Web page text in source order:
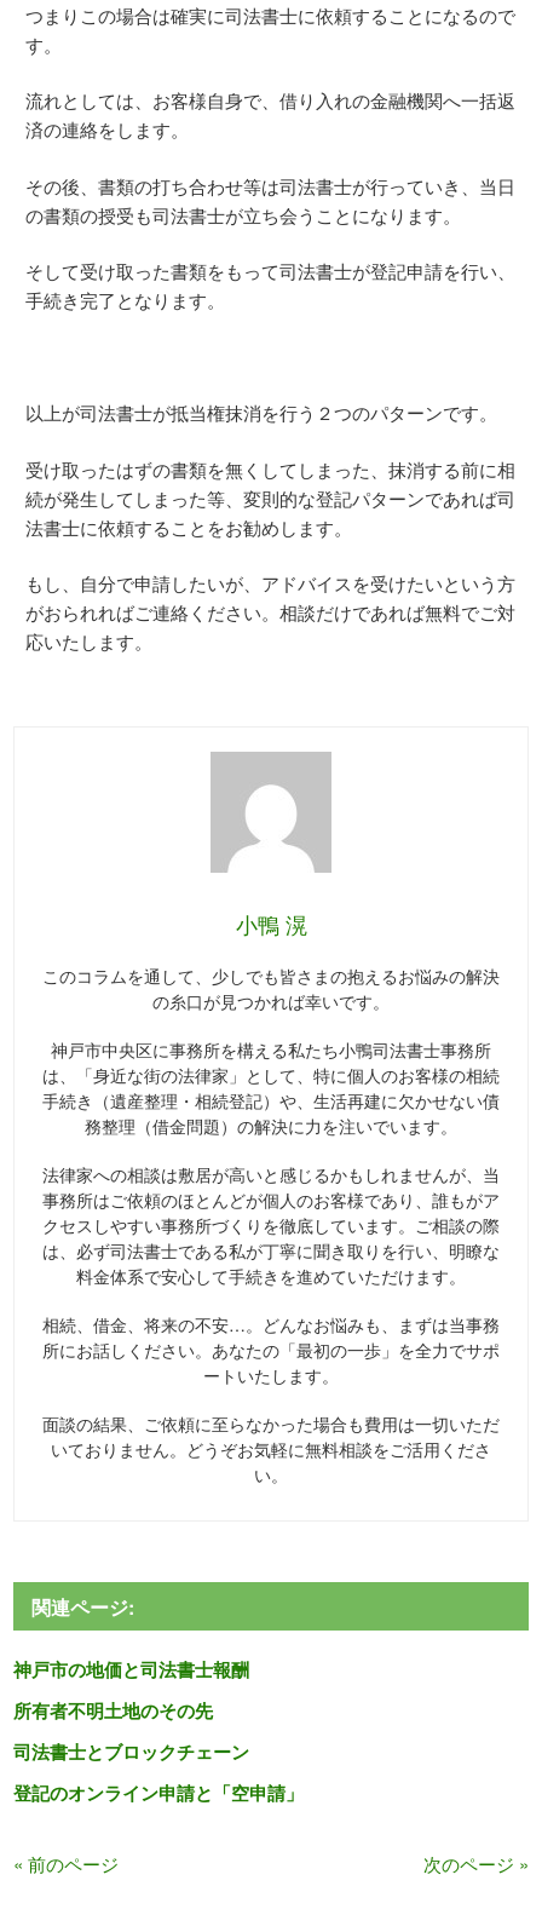
つまりこの場合は確実に司法書士に依頼することになるので
す。
流れとしては、お客様自身で、借り入れの金融機関へ一括返
済の連絡をします。
その後、書類の打ち合わせ等は司法書士が行っていき、当日
の書類の授受も司法書士が立ち会うことになります。
そして受け取った書類をもって司法書士が登記申請を行い、
手続き完了となります。
以上が司法書士が抵当権抹消を行う２つのパターンです。
受け取ったはずの書類を無くしてしまった、抹消する前に相
続が発生してしまった等、変則的な登記パターンであれば司
法書士に依頼することをお勧めします。
もし、自分で申請したいが、アドバイスを受けたいという方
がおられればご連絡ください。相談だけであれば無料でご対
応いたします。
小鴨 滉
このコラムを通して、少しでも皆さまの抱えるお悩みの解決
の糸口が見つかれば幸いです。
神戸市中央区に事務所を構える私たち小鴨司法書士事務所
は、「身近な街の法律家」として、特に個人のお客様の相続
手続き（遺産整理・相続登記）や、生活再建に欠かせない債
務整理（借金問題）の解決に力を注いでいます。
法律家への相談は敷居が高いと感じるかもしれませんが、当
事務所はご依頼のほとんどが個人のお客様であり、誰もがア
クセスしやすい事務所づくりを徹底しています。ご相談の際
は、必ず司法書士である私が丁寧に聞き取りを行い、明瞭な
料金体系で安心して手続きを進めていただけます。
相続、借金、将来の不安…。どんなお悩みも、まずは当事務
所にお話しください。あなたの「最初の一歩」を全力でサポ
ートいたします。
面談の結果、ご依頼に至らなかった場合も費用は一切いただ
いておりません。どうぞお気軽に無料相談をご活用くださ
い。
関連ページ:
神戸市の地価と司法書士報酬
所有者不明土地のその先
司法書士とブロックチェーン
登記のオンライン申請と「空申請」
« 前のページ 次のページ »